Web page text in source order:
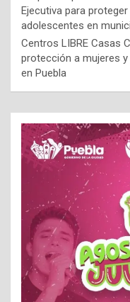
Ejecutiva para
adolescentes en
Centros LIBRE Casas
protección a mujeres
en Puebla